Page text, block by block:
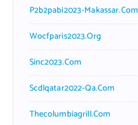
P2b2pabi2023-Makassar.com
Wocfparis2023.org
Sinc2023.com
Scdlqatar2022-Qa.com
Thecolumbiagrill.com